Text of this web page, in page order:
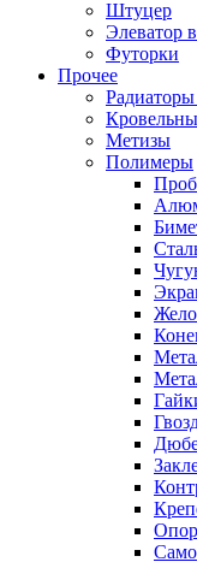
Штуцер
Элеватор
Футорки
Прочее
Метизы
Полимеры